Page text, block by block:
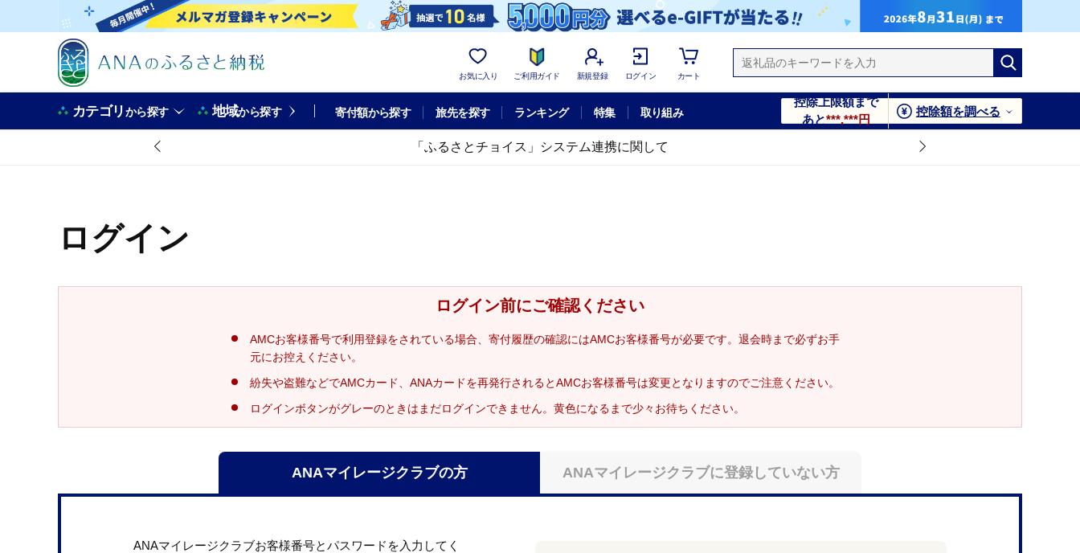
お気に入り ご利用ガイド 新規登録 ログイン カート
カテゴリから探す 地域から探す 寄付額から探す 旅先を探す ランキング 特集 取り組み
控除上限額まで
あと***,***円
控除額を調べる
「ふるさとチョイス」システム連携に関して
ログイン
ログイン前にご確認ください
AMCお客様番号で利用登録をされている場合、寄付履歴の確認にはAMCお客様番号が必要です。退会時まで必ずお手
元にお控えください。
紛失や盗難などでAMCカード、ANAカードを再発行されるとAMCお客様番号は変更となりますのでご注意ください。
ログインボタンがグレーのときはまだログインできません。黄色になるまで少々お待ちください。
ANAマイレージクラブの方 ANAマイレージクラブに登録していない方
ANAマイレージクラブお客様番号とパスワードを入力してく